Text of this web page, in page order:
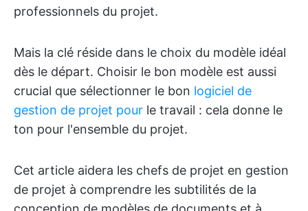
professionnels du projet.
Mais la clé réside dans le choix du modèle idéal
dès le départ. Choisir le bon modèle est aussi
crucial que sélectionner le bon logiciel de
gestion de projet pour le travail : cela donne le
ton pour l'ensemble du projet.
Cet article aidera les chefs de projet en gestion
de projet à comprendre les subtilités de la